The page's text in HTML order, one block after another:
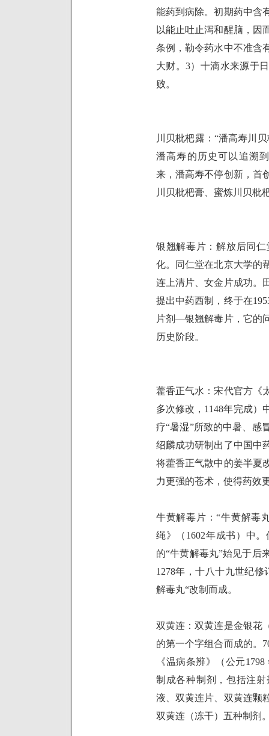
能药到病除。初期药中含
以能止吐止泻和醒脑，因
条例，勒令药水中不准含
大财。3）十滴水来源于
败。
川贝枇杷露：“潘高寿川
潘高寿的历史可以追溯
来，潘高寿不停创新，首
川贝枇杷膏、蜜炼川贝枇
银翘解毒片：解放后同
化。同仁堂在北京大学的
连上清片、女金片成功。
提出中药西制，终于在
片剂—银翘解毒片，它的
历史阶段。
藿香正气水：宋代官方《
多次修改， 1148年完成）
疗“暑湿”所致的中暑、感
绍麟成功研制出了中国中
将藿香正气散中的姜半夏
力更强的苍术，使得药效
牛黄解毒片：“牛黄解毒
绳》（ 1602年成书）中。
的“牛黄解毒丸”始见于后
1278年，十八十九世纪修
解毒丸“改制而成。
双黄连：双黄连是金银花
的第一个字组合而成的。
《温病条辨》（公元1798
制成各种制剂，包括注射
液、双黄连片、双黄连颗
双黄连（冻干）五种制剂